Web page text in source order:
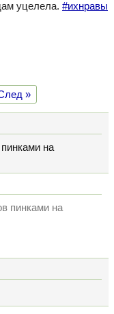
уцелела. #ихнравы
»
на
пинками на